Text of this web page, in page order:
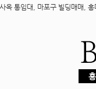
옥 통임대, 마포구 빌딩매매,